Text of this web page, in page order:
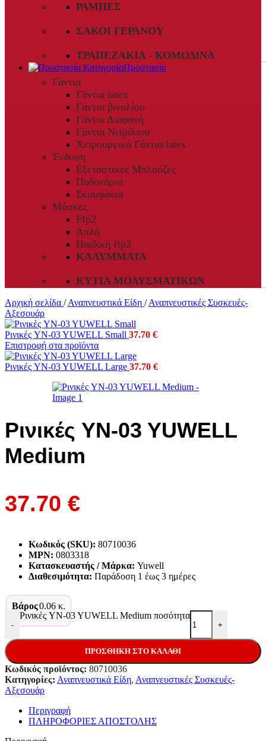
ΡΆΜΠΕΣ
ΣΆΚΟΙ ΓΕΡΑΝΟΎ
ΤΡΑΠΕΖΆΚΙΑ - ΚΟΜΟΔΊΝΑ
Προστασία
Γάντια
Γάντια latex
Γάντια βινυλίου
Γάντια Διαφανή
Γάντια Νιτρίλιου
Χειρουργικά Γάντια latex
Ένδυση
Εξεταστικές Μπλούζες
Ποδονάρια
Σκουφάκια
Μάσκες
Ffp2
Απλή
Παιδική ffp2
ΚΑΛΎΜΜΑΤΑ
ΚΥΤΊΑ ΜΟΛΥΣΜΑΤΙΚΏΝ
Αρχική σελίδα / Αναπνευστικά Είδη / Αναπνευστικές Συσκευές-
Αξεσουάρ
Ρινικές YN-03 YUWELL Small 37.70 €
Επιστροφή στα προϊόντα
Ρινικές YN-03 YUWELL Large 37.70 €
Ρινικές YN-03 YUWELL
Medium
37.70 €
Κωδικός (SKU): 80710036
MPN: 0803318
Κατασκευαστής / Μάρκα: Yuwell
Διαθεσιμότητα: Παράδoση 1 έως 3 ημέρες
Βάρος0.06 κ.
-
Ρινικές YN-03 YUWELL Medium ποσότητα
+
ΠΡΟΣΘΉΚΗ ΣΤΟ ΚΑΛΆΘΙ
Κωδικός προϊόντος: 80710036
Κατηγορίες: Αναπνευστικά Είδη, Αναπνευστικές Συσκευές-
Αξεσουάρ
Περιγραφή
ΠΛΗΡΟΦΟΡΙΕΣ ΑΠΟΣΤΟΛΗΣ